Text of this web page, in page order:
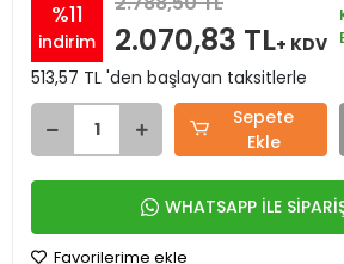
%11
indirim 2.070,83 TL+ KDV
513,57 TL 'den başlayan taksitlerle
Sepete
Ekle
WHATSAPP İLE
Favorilerime ekle